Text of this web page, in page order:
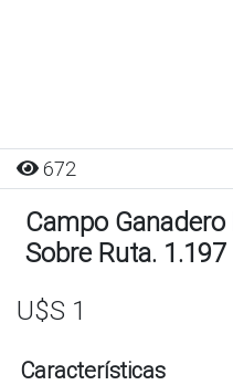
672
Campo
Sobre Ruta. 1.197
U$S 1
Características